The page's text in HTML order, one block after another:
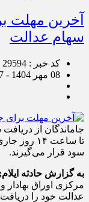
آخرین مهلت
سهام عدالت
کد خبر : 29594
08 مهر 1404 - 12:37
جاماندگان از
سود قرار می‌گیرند.
به گزارش حادثه ایلام;
مرکزی اوراق بهادار